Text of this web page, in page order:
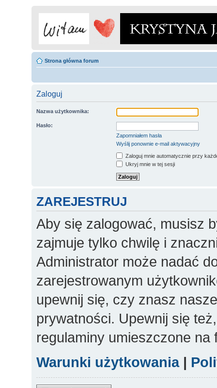
Strona główna forum
Zaloguj
Nazwa użytkownika:
Hasło:
Zapomniałem hasła
Wyślij ponownie e-mail aktywacyjny
Zaloguj mnie automatycznie przy
Ukryj mnie w tej sesji
ZAREJESTRUJ
Aby się zalogować, musisz
zajmuje tylko chwilę i
Administrator może nadać
zarejestrowanym
upewnij się, czy znasz
prywatności. Upewnij się
regulaminy umieszczone na
Warunki użytkowania|